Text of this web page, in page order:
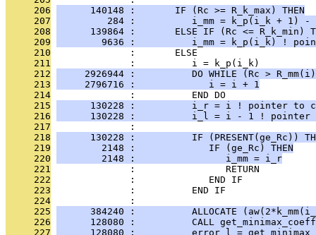
     206
      140148 :       IF (Rc >= R_k_max) THEN
     207
284 :          i_mm = k_p(i_k + 1)
     208
139864 :       ELSE IF (Rc <= R_k_min)
     209
9636 :          i_mm = k_p(i_k) !
     210
              :       ELSE
     211
              :          i = k_p(i_k)
     212
2926944 :          DO WHILE (Rc >
     213
     2796716 :             i = i + 1
     214
              :          END DO
     215
130228 :          i_r = i ! pointer to
     216
130228 :          i_l = i - 1 ! pointer
     217
              :
     218
130228 :          IF (PRESENT(ge_Rc))
     219
        2148 :             IF (ge_Rc) THEN
     220
        2148 :                i_mm = i_r
     221
              :                RETURN
     222
              :             END IF
     223
              :          END IF
     224
              :
     225
384240 :          ALLOCATE
     226
128080 :          CALL
     227
128080 :          error_l =